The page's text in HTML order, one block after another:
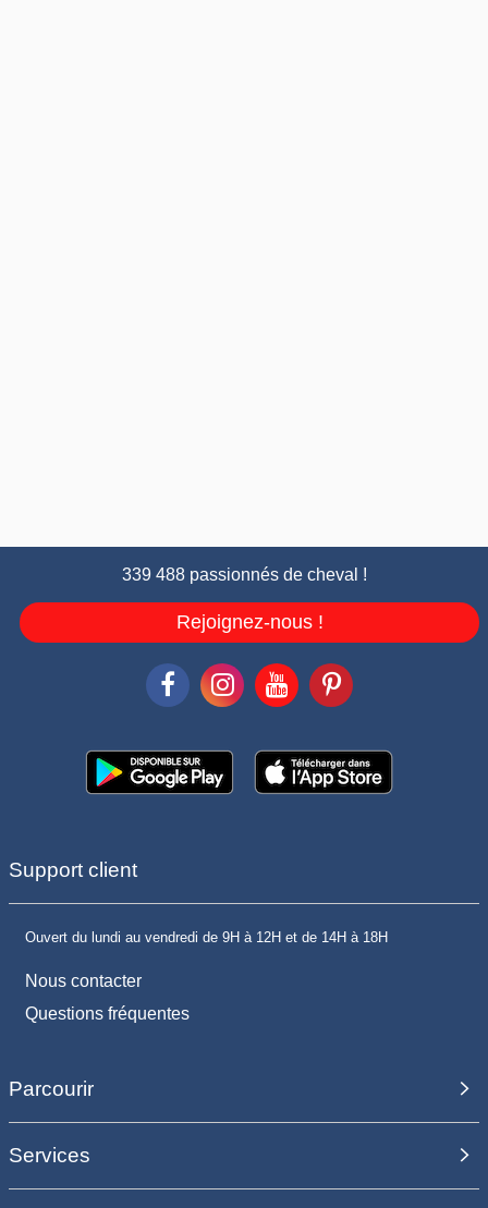
339 488 passionnés de cheval !
Rejoignez-nous !
Support client
Ouvert du lundi au vendredi de 9H à 12H et de 14H à 18H
Nous contacter
Questions fréquentes
Parcourir
Services